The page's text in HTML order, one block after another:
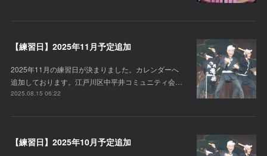
【練習日】2025年11月予定追加
2025年11月の練習日が決まりました。カレンダーへ
追加しております。江戸川区中平井コミュニティ会…
2025.08.15 06:22
【練習日】2025年10月予定追加